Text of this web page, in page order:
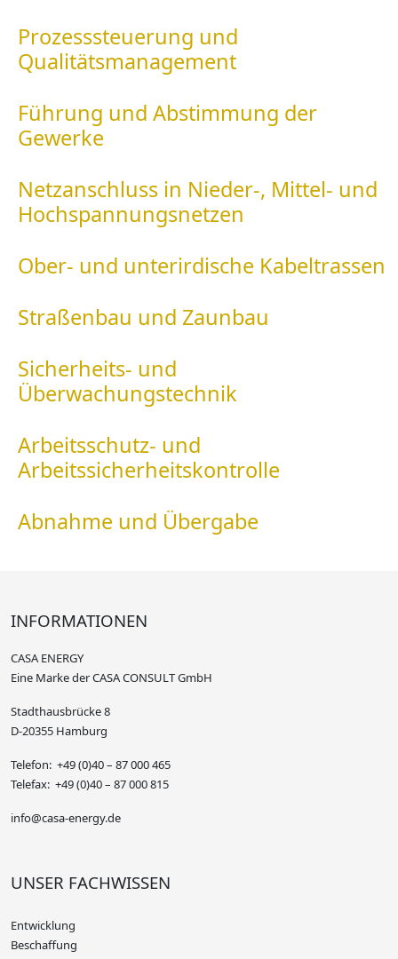
Prozesssteuerung und
Qualitätsmanagement
Führung und Abstimmung der
Gewerke
Netzanschluss in Nieder-, Mittel- und
Hochspannungsnetzen
Ober- und unterirdische Kabeltrassen
Straßenbau und Zaunbau
Sicherheits- und
Überwachungstechnik
Arbeitsschutz- und
Arbeitssicherheitskontrolle
Abnahme und Übergabe
INFORMATIONEN
CASA ENERGY
Eine Marke der CASA CONSULT GmbH
Stadthausbrücke 8
D-20355 Hamburg
Telefon: +49 (0)40 – 87 000 465
Telefax: +49 (0)40 – 87 000 815
info@casa-energy.de
UNSER FACHWISSEN
Entwicklung
Beschaffung